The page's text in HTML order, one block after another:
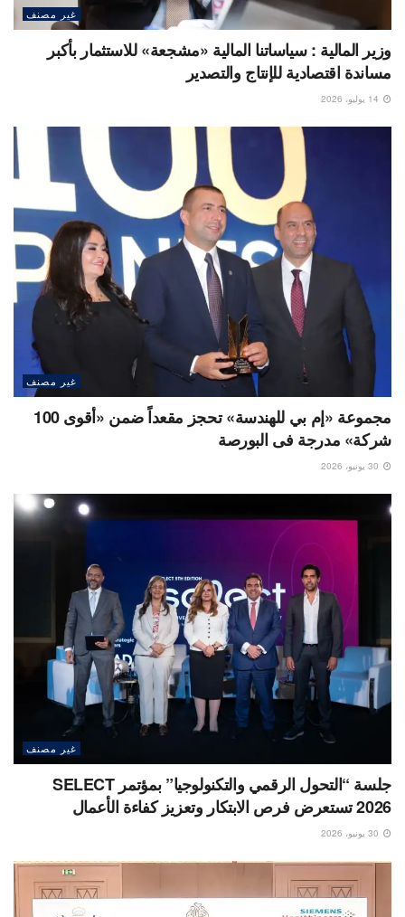
غير مصنف
وزير المالية : سياساتنا المالية «مشجعة» للاستثمار بأكبر
مساندة اقتصادية للإنتاج والتصدير
غير مصنف
مجموعة «إم بي للهندسة» تحجز مقعداً ضمن «أقوى 100
شركة» مدرجة فى البورصة
غير مصنف
جلسة “التحول الرقمي والتكنولوجيا” بمؤتمر SELECT
2026 تستعرض فرص الابتكار وتعزيز كفاءة الأعمال